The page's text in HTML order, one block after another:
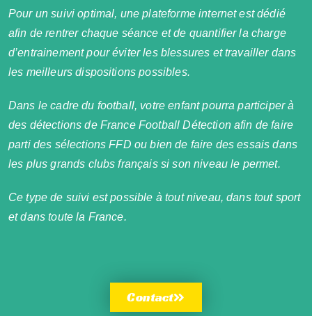
Pour un suivi optimal, une plateforme internet est dédié
afin de rentrer chaque séance et de quantifier la charge
d’entrainement pour éviter les blessures et travailler dans
les meilleurs dispositions possibles.
Dans le cadre du football, votre enfant pourra participer à
des détections de France Football Détection afin de faire
parti des sélections FFD ou bien de faire des essais dans
les plus grands clubs français si son niveau le permet.
Ce type de suivi est possible à tout niveau, dans tout sport
et dans toute la France.
Contact